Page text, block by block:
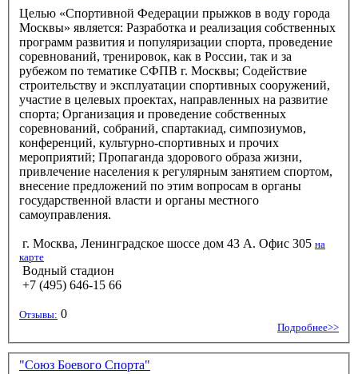
Целью «Спортивной Федерации прыжков в воду города
Москвы» является: Разработка и реализация собственных
программ развития и популяризации спорта, проведение
соревнований, тренировок, как в России, так и за
рубежом по тематике СФПВ г. Москвы; Содействие
строительству и эксплуатации спортивных сооружений,
участие в целевых проектах, направленных на развитие
спорта; Организация и проведение собственных
соревнований, собраний, спартакиад, симпозиумов,
конференций, культурно-спортивных и прочих
мероприятий; Пропаганда здорового образа жизни,
привлечение населения к регулярным занятием спортом,
внесение предложений по этим вопросам в органы
государственной власти и органы местного
самоуправления.
г. Москва, Ленинградское шоссе дом 43 А. Офис 305 на
карте
Водный стадион
+7 (495) 646-15 66
Отзывы: 0
Подробнее>>
"Союз Боевого Спорта"